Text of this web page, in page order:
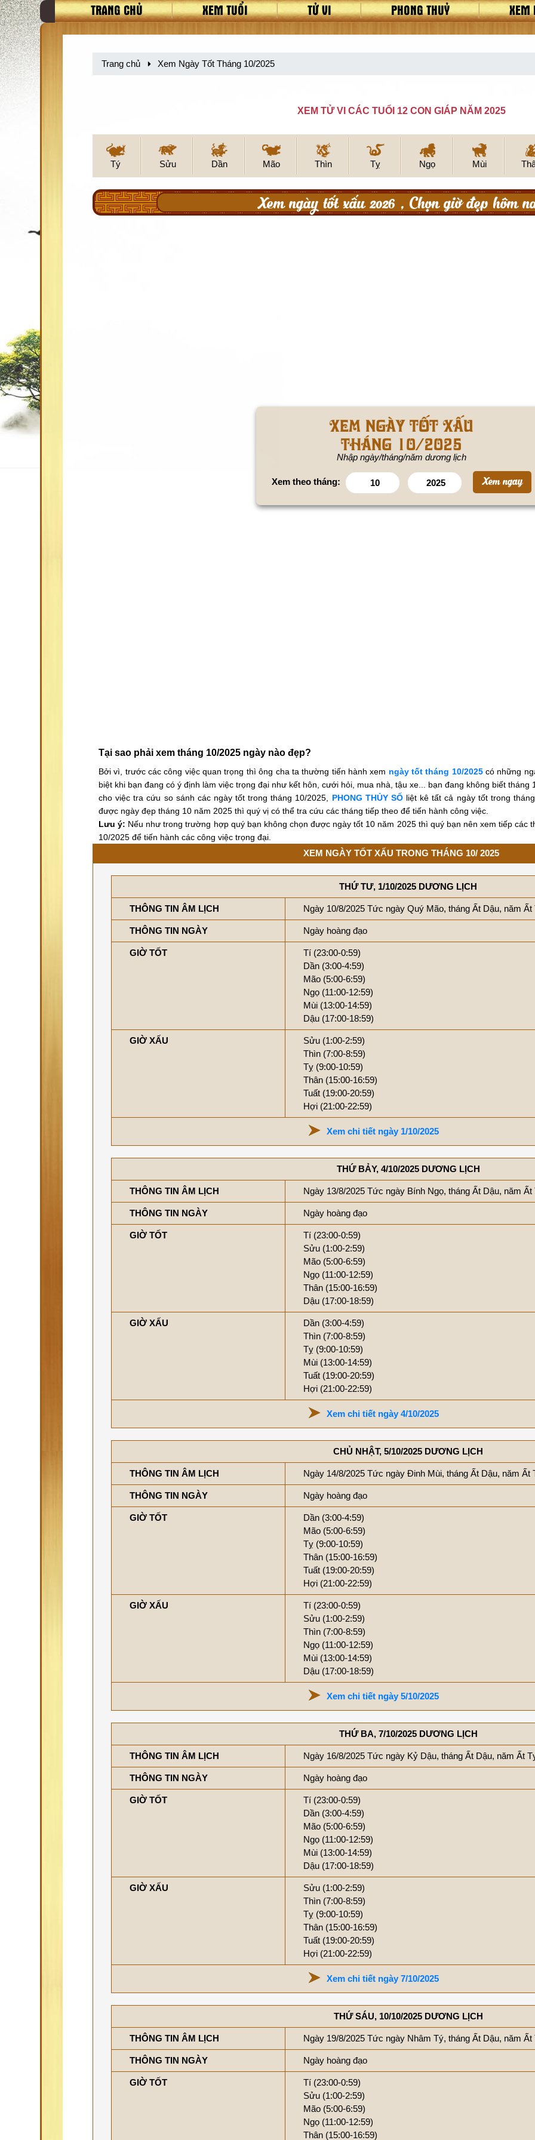
TRANG CHỦ XEM TUỔI TỬ VI PHONG THUỶ XEM
Trang chủ Xem Ngày Tốt Tháng 10/2025
XEM TỬ VI CÁC TUỔI 12 CON GIÁP NĂM 2025
Tý Sửu Dần Mão Thìn Tỵ Ngọ Mùi
Xem ngày tốt xấu 2026 , Chọn giờ đẹp hôm
Xem ngày tốt xấu
tháng 10/2025
Nhập ngày/tháng/năm dương lịch
Xem theo tháng:
Tại sao phải xem tháng 10/2025 ngày nào đẹp?
Bởi vì, trước các công việc quan trọng thì ông cha ta thường tiến hành xem ngày tốt tháng 10/2025có những
biệt khi bạn đang có ý định làm việc trọng đại như kết hôn, cưới hỏi, mua nhà, tậu xe... bạn đang không biết
cho việc tra cứu so sánh các ngày tốt trong tháng 10/2025, PHONG THỦY SỐliệt kê tất cả ngày tốt trong
được ngày đẹp tháng 10 năm 2025 thì quý vị có thể tra cứu các tháng tiếp theo để tiến hành công việc.
Lưu ý: Nếu như trong trường hợp quý bạn không chọn được ngày tốt 10 năm 2025 thì quý bạn nên xem tiếp các
10/2025 để tiến hành các công việc trọng đại.
XEM NGÀY TỐT XẤU TRONG THÁNG 10/ 2025
THỨ TƯ, 1/10/2025 DƯƠNG LỊCH
THÔNG TIN ÂM LỊCH Ngày 10/8/2025 Tức ngày Quý Mão, tháng Ất Dậu, năm Ất
THÔNG TIN NGÀY Ngày hoàng đạo
GIỜ TỐT
Tí (23:00-0:59)
Dần (3:00-4:59)
Mão (5:00-6:59)
Ngọ (11:00-12:59)
Mùi (13:00-14:59)
Dậu (17:00-18:59)
GIỜ XẤU
Sửu (1:00-2:59)
Thìn (7:00-8:59)
Tỵ (9:00-10:59)
Thân (15:00-16:59)
Tuất (19:00-20:59)
Hợi (21:00-22:59)
Xem chi tiết ngày 1/10/2025
THỨ BẢY, 4/10/2025 DƯƠNG LỊCH
THÔNG TIN ÂM LỊCH Ngày 13/8/2025 Tức ngày Bính Ngọ, tháng Ất Dậu, năm Ất
THÔNG TIN NGÀY Ngày hoàng đạo
GIỜ TỐT
Tí (23:00-0:59)
Sửu (1:00-2:59)
Mão (5:00-6:59)
Ngọ (11:00-12:59)
Thân (15:00-16:59)
Dậu (17:00-18:59)
GIỜ XẤU
Dần (3:00-4:59)
Thìn (7:00-8:59)
Tỵ (9:00-10:59)
Mùi (13:00-14:59)
Tuất (19:00-20:59)
Hợi (21:00-22:59)
Xem chi tiết ngày 4/10/2025
CHỦ NHẬT, 5/10/2025 DƯƠNG LỊCH
THÔNG TIN ÂM LỊCH Ngày 14/8/2025 Tức ngày Đinh Mùi, tháng Ất Dậu, năm Ất
THÔNG TIN NGÀY Ngày hoàng đạo
GIỜ TỐT
Dần (3:00-4:59)
Mão (5:00-6:59)
Tỵ (9:00-10:59)
Thân (15:00-16:59)
Tuất (19:00-20:59)
Hợi (21:00-22:59)
GIỜ XẤU
Tí (23:00-0:59)
Sửu (1:00-2:59)
Thìn (7:00-8:59)
Ngọ (11:00-12:59)
Mùi (13:00-14:59)
Dậu (17:00-18:59)
Xem chi tiết ngày 5/10/2025
THỨ BA, 7/10/2025 DƯƠNG LỊCH
THÔNG TIN ÂM LỊCH Ngày 16/8/2025 Tức ngày Kỷ Dậu, tháng Ất Dậu, năm Ất
THÔNG TIN NGÀY Ngày hoàng đạo
GIỜ TỐT
Tí (23:00-0:59)
Dần (3:00-4:59)
Mão (5:00-6:59)
Ngọ (11:00-12:59)
Mùi (13:00-14:59)
Dậu (17:00-18:59)
GIỜ XẤU
Sửu (1:00-2:59)
Thìn (7:00-8:59)
Tỵ (9:00-10:59)
Thân (15:00-16:59)
Tuất (19:00-20:59)
Hợi (21:00-22:59)
Xem chi tiết ngày 7/10/2025
THỨ SÁU, 10/10/2025 DƯƠNG LỊCH
THÔNG TIN ÂM LỊCH Ngày 19/8/2025 Tức ngày Nhâm Tý, tháng Ất Dậu, năm Ất
THÔNG TIN NGÀY Ngày hoàng đạo
GIỜ TỐT
Tí (23:00-0:59)
Sửu (1:00-2:59)
Mão (5:00-6:59)
Ngọ (11:00-12:59)
Thân (15:00-16:59)